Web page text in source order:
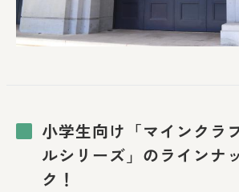
小学生向け「マインクラ
ルシリーズ」のラインナ
ク！